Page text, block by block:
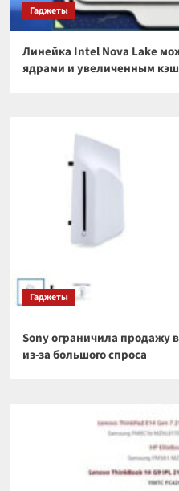
Гаджеты
Линейка Intel Nova Lake
ядрами и увеличенным
Гаджеты
Sony ограничила продажу
из-за большого спроса